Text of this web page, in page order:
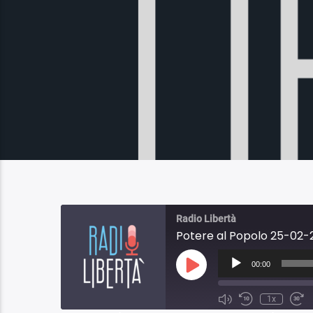
Radio Libertà
Potere al Popolo 25-02-
Play
Episode
Audio
Player
00:00
1x